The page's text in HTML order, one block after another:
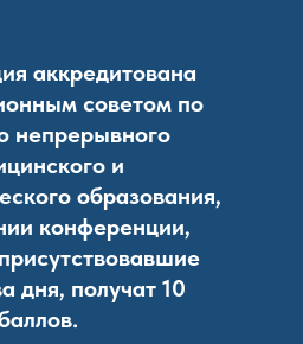
аккредитована
советом по
непрерывного
и
образования,
конференции,
дня, получат 10